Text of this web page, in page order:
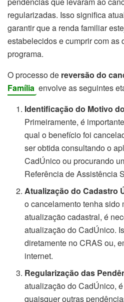
regularizadas. Isso significa
garantir que a renda familiar
estabelecidos e cumprir com as
programa.
O processo de reversão do
Família envolve as seguintes
Identificação do Motivo
Primeiramente, é
qual o benefício foi
ser obtida consultando o
CadÚnico ou procurando
Referência de Assistência
Atualização do Cadastro
o cancelamento tenha sido
atualização cadastral, é
atualização do CadÚnico.
diretamente no CRAS ou,
internet.
Regularização das
atualização do CadÚnico,
quaisquer outras